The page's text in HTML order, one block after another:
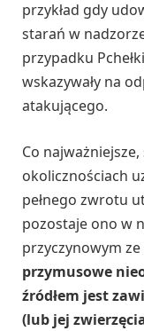
przykład gdy
starań w
przypadku
wskazywały na
atakującego.
Co
okolicznościach
pełnego zwrotu
pozostaje ono w
przyczynowym
przymusowe
źródłem jest
(lub jej